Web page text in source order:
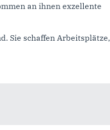
an ihnen exzellente
Sie schaffen Arbeitsplätze,